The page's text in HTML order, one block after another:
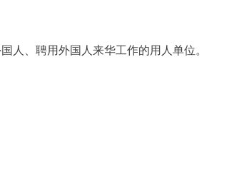
人、聘用外国人来华工作的用人单位。